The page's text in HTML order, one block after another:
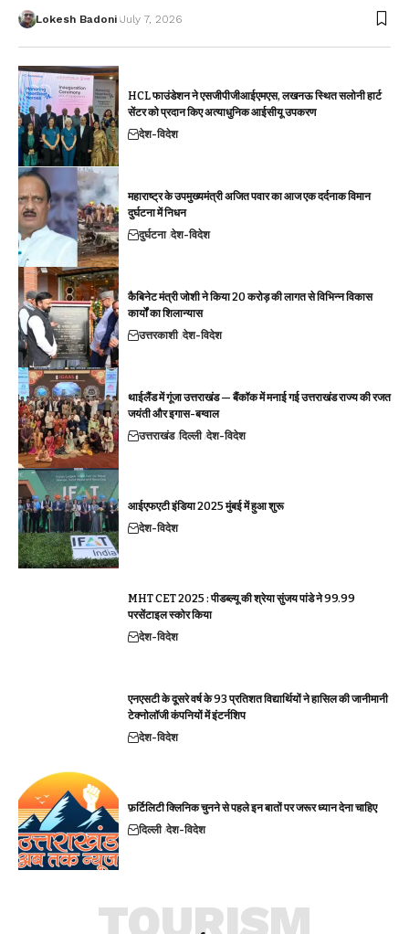
Lokesh Badoni July 7, 2026
HCL फाउंडेशन ने एसजीपीजीआईएमएस, लखनऊ स्थित सलोनी हार्ट
सेंटर को प्रदान किए अत्याधुनिक आईसीयू उपकरण
देश-विदेश
महाराष्ट्र के उपमुख्यमंत्री अजित पवार का आज एक दर्दनाक विमान
दुर्घटना में निधन
दुर्घटना देश-विदेश
कैबिनेट मंत्री जोशी ने किया 20 करोड़ की लागत से विभिन्न विकास
कार्यों का शिलान्यास
उत्तरकाशी देश-विदेश
थाईलैंड में गूंजा उत्तराखंड — बैंकॉक में मनाई गई उत्तराखंड राज्य की रजत
जयंती और इगास-बग्वाल
उत्तराखंड दिल्ली देश-विदेश
आईएफएटी इंडिया 2025 मुंबई में हुआ शुरू
देश-विदेश
MHT CET 2025 : पीडब्ल्यू की श्रेया सुंजय पांडे ने 99.99
परसेंटाइल स्कोर किया
देश-विदेश
एनएसटी के दूसरे वर्ष के 93 प्रतिशत विद्यार्थियों ने हासिल की जानीमानी
टेक्नोलॉजी कंपनियों में इंटर्नशिप
देश-विदेश
फ़र्टिलिटी क्लिनिक चुनने से पहले इन बातों पर जरूर ध्यान देना चाहिए
दिल्ली देश-विदेश
TOURISM